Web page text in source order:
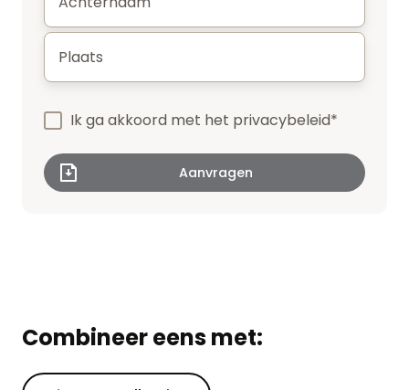
Plaats
Ik ga akkoord met het privacybeleid*
Combineer eens met: